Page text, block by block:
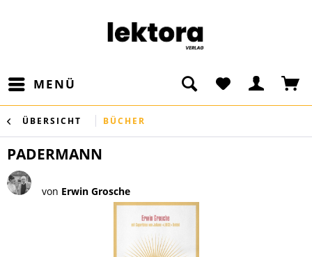
MENÜ
ÜBERSICHT BÜCHER
PADERMANN
von Erwin Grosche